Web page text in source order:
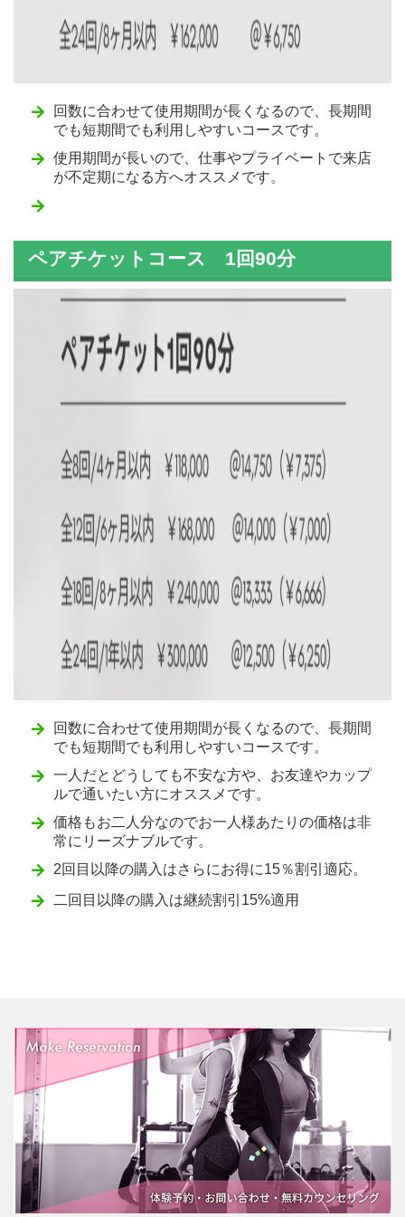
回数に合わせて使用期間が長くなるので、長期間
でも短期間でも利用しやすいコースです。
使用期間が長いので、仕事やプライベートで来店
が不定期になる方へオススメです。
ペアチケットコース 1回90分
回数に合わせて使用期間が長くなるので、長期間
でも短期間でも利用しやすいコースです。
一人だとどうしても不安な方や、お友達やカップ
ルで通いたい方にオススメです。
価格もお二人分なのでお一人様あたりの価格は非
常にリーズナブルです。
2回目以降の購入はさらにお得に15％割引適応。
二回目以降の購入は継続割引15%適用